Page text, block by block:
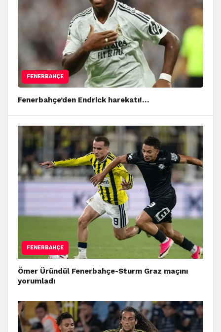
FENERBAHÇE
Fenerbahçe’den Endrick harekatı!…
FENERBAHÇE
Ömer Üründül Fenerbahçe-Sturm Graz maçını
yorumladı